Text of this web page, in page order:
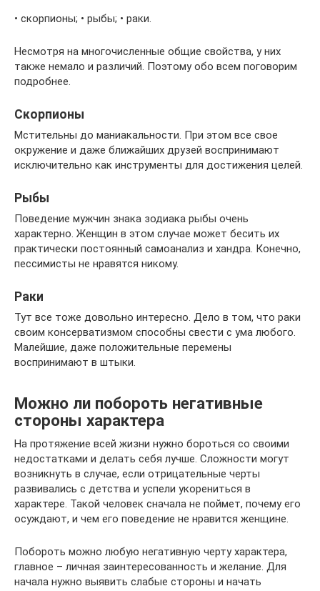
• скорпионы; • рыбы; • раки.
Несмотря на многочисленные общие свойства, у них
также немало и различий. Поэтому обо всем поговорим
подробнее.
Скорпионы
Мстительны до маниакальности. При этом все свое
окружение и даже ближайших друзей воспринимают
исключительно как инструменты для достижения целей.
Рыбы
Поведение мужчин знака зодиака рыбы очень
характерно. Женщин в этом случае может бесить их
практически постоянный самоанализ и хандра. Конечно,
пессимисты не нравятся никому.
Раки
Тут все тоже довольно интересно. Дело в том, что раки
своим консерватизмом способны свести с ума любого.
Малейшие, даже положительные перемены
воспринимают в штыки.
Можно ли побороть негативные
стороны характера
На протяжение всей жизни нужно бороться со своими
недостатками и делать себя лучше. Сложности могут
возникнуть в случае, если отрицательные черты
развивались с детства и успели укорениться в
характере. Такой человек сначала не поймет, почему его
осуждают, и чем его поведение не нравится женщине.
Побороть можно любую негативную черту характера,
главное – личная заинтересованность и желание. Для
начала нужно выявить слабые стороны и начать